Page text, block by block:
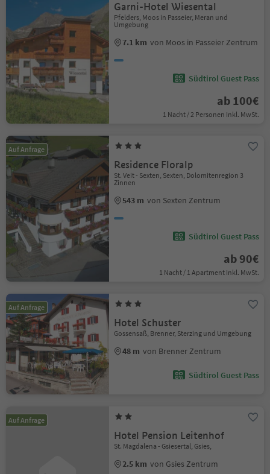
Garni-Hotel Wiesental
Pfelders, Moos in Passeier, Meran und
Umgebung
7.1 km von Moos in Passeier Zentrum
Südtirol Guest Pass
ab 100€
1 Nacht / 2 Personen Inkl. MwSt.
Auf Anfrage
Residence Floralp
St. Veit - Sexten, Sexten, Dolomitenregion 3
Zinnen
543 m von Sexten Zentrum
Südtirol Guest Pass
ab 90€
1 Nacht / 1 Apartment Inkl. MwSt.
Auf Anfrage
Hotel Schuster
Gossensaß, Brenner, Sterzing und Umgebung
48 m von Brenner Zentrum
Südtirol Guest Pass
Auf Anfrage
Hotel Pension Leitenhof
St. Magdalena - Gsiesertal, Gsies,
2.5 km von Gsies Zentrum